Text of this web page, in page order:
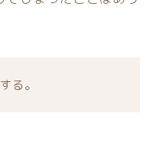
る。